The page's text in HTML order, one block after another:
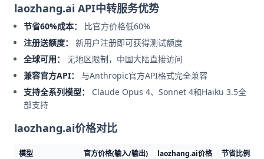
laozhang.ai API中转服务优势
节省60%成本：
比官方价格低60%
注册送额度：
新用户注册即可获得测试额度
全球可用：
无地区限制，中国大陆直接访问
兼容官方API：
与Anthropic官方API格式完全兼容
支持全系列模型：
Claude Opus 4、Sonnet 4和Haiku 3.5全
部支持
laozhang.ai价格对比
模型 官方价格(输入/输出) laozhang.ai价格
节省比例